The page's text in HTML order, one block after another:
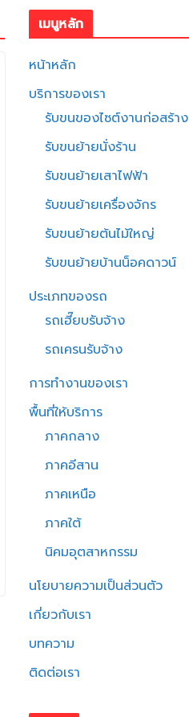
เมนูหลัก
หน้าหลัก
บริการของเรา
รับขนของไซต์งานก่อสร้าง
รับขนย้ายนั่งร้าน
รับขนย้ายเสาไฟฟ้า
รับขนย้ายเครื่องจักร
รับขนย้ายต้นไม้ใหญ่
รับขนย้ายบ้านน็อคดาวน์
ประเภทของรถ
รถเฮี๊ยบรับจ้าง
รถเครนรับจ้าง
การทำงานของเรา
พื้นที่ให้บริการ
ภาคกลาง
ภาคอีสาน
ภาคเหนือ
ภาคใต้
นิคมอุตสาหกรรม
นโยบายความเป็นส่วนตัว
เกี่ยวกับเรา
บทความ
ติดต่อเรา